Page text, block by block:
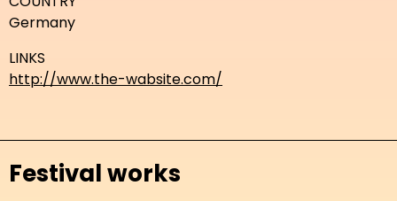
Germany
LINKS
http://www.the-wabsite.com/
Festival works